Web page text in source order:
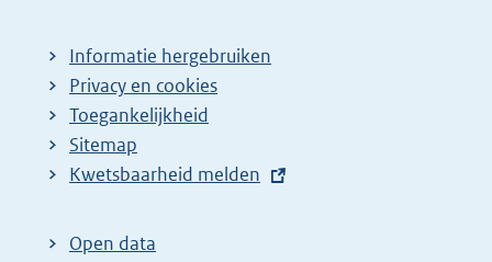
Informatie hergebruiken
Privacy en cookies
Toegankelijkheid
Sitemap
E
t
Kwetsbaarheid melden
Open data